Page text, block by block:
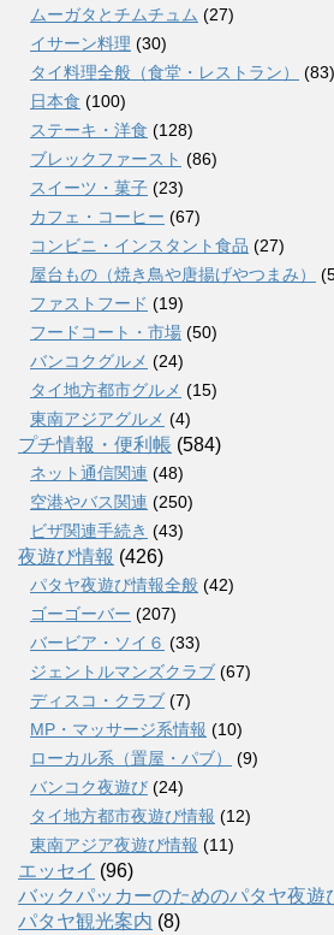
ムーガタとチムチュム (27)
イサーン料理 (30)
タイ料理全般（食堂・レストラン）
(83)
日本食 (100)
ステーキ・洋食 (128)
ブレックファースト (86)
スイーツ・菓子 (23)
カフェ・コーヒー (67)
コンビニ・インスタント食品 (27)
屋台もの（焼き鳥や唐揚げやつまみ）
ファストフード (19)
フードコート・市場 (50)
バンコクグルメ (24)
タイ地方都市グルメ (15)
東南アジアグルメ (4)
プチ情報・便利帳 (584)
ネット通信関連 (48)
空港やバス関連 (250)
ビザ関連手続き (43)
夜遊び情報 (426)
パタヤ夜遊び情報全般 (42)
ゴーゴーバー (207)
バービア・ソイ６ (33)
ジェントルマンズクラブ (67)
ディスコ・クラブ (7)
MP・マッサージ系情報 (10)
ローカル系（置屋・パブ）
(9)
バンコク夜遊び (24)
タイ地方都市夜遊び情報 (12)
東南アジア夜遊び情報 (11)
エッセイ (96)
バックパッカーのためのパタヤ夜遊
パタヤ観光案内 (8)